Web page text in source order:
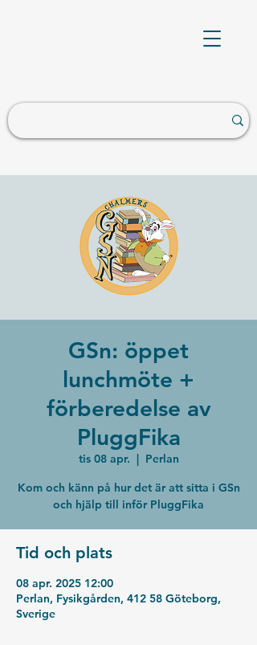
GSn: öppet
lunchmöte +
förberedelse av
PluggFika
tis 08 apr.
  |
Perlan
Kom och känn på hur det är att sitta i GSn
och hjälp till inför PluggFika
Tid och plats
08 apr. 2025 12:00
Perlan, Fysikgården, 412 58 Göteborg,
Sverige